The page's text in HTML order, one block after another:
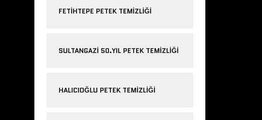
FETIHTEPE PETEK TEMIZLIĞI
SULTANGAZI 50.YIL PETEK TEMIZLIĞI
HALICIOĞLU PETEK TEMIZLIĞI